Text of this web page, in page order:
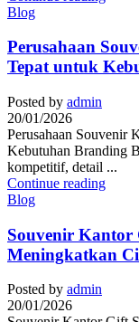
Blog
Perusahaan
Tepat untuk
Posted by admin
20/01/2026
Perusahaan Souvenir
Kebutuhan Branding
kompetitif, detail ...
Continue reading
Blog
Souvenir Kantor
Meningkatkan
Posted by admin
20/01/2026